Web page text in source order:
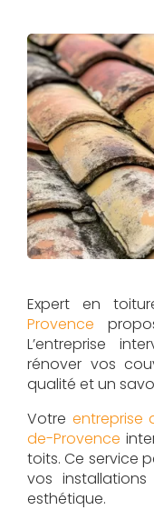
Expert en
Provence
L’entreprise
rénover vos
qualité et un
Votre entreprise
de-Provence
toits. Ce service
vos
esthétique.